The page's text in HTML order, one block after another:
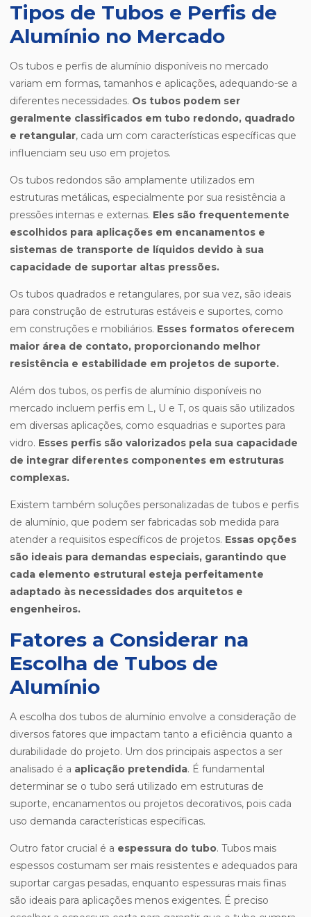
Tipos de Tubos e Perfis de
Alumínio no Mercado
Os tubos e perfis de alumínio disponíveis no mercado
variam em formas, tamanhos e aplicações, adequando-se a
diferentes necessidades. Os tubos podem ser
geralmente classificados em tubo redondo, quadrado
e retangular, cada um com características específicas que
influenciam seu uso em projetos.
Os tubos redondos são amplamente utilizados em
estruturas metálicas, especialmente por sua resistência a
pressões internas e externas. Eles são frequentemente
escolhidos para aplicações em encanamentos e
sistemas de transporte de líquidos devido à sua
capacidade de suportar altas pressões.
Os tubos quadrados e retangulares, por sua vez, são ideais
para construção de estruturas estáveis e suportes, como
em construções e mobiliários. Esses formatos oferecem
maior área de contato, proporcionando melhor
resistência e estabilidade em projetos de suporte.
Além dos tubos, os perfis de alumínio disponíveis no
mercado incluem perfis em L, U e T, os quais são utilizados
em diversas aplicações, como esquadrias e suportes para
vidro. Esses perfis são valorizados pela sua capacidade
de integrar diferentes componentes em estruturas
complexas.
Existem também soluções personalizadas de tubos e perfis
de alumínio, que podem ser fabricadas sob medida para
atender a requisitos específicos de projetos. Essas opções
são ideais para demandas especiais, garantindo que
cada elemento estrutural esteja perfeitamente
adaptado às necessidades dos arquitetos e
engenheiros.
Fatores a Considerar na
Escolha de Tubos de
Alumínio
A escolha dos tubos de alumínio envolve a consideração de
diversos fatores que impactam tanto a eficiência quanto a
durabilidade do projeto. Um dos principais aspectos a ser
analisado é a aplicação pretendida. É fundamental
determinar se o tubo será utilizado em estruturas de
suporte, encanamentos ou projetos decorativos, pois cada
uso demanda características específicas.
Outro fator crucial é a espessura do tubo. Tubos mais
espessos costumam ser mais resistentes e adequados para
suportar cargas pesadas, enquanto espessuras mais finas
são ideais para aplicações menos exigentes. É preciso